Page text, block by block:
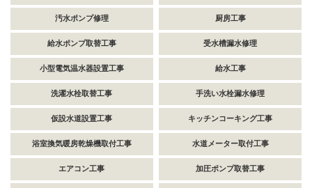
汚水ポンプ修理 厨房工事
給水ポンプ取替工事 受水槽漏水修理
小型電気温水器設置工事 給水工事
洗濯水栓取替工事 手洗い水栓漏水修理
仮設水道設置工事 キッチンコーキング工事
浴室換気暖房乾燥機取付工事 水道メーター取付工事
エアコン工事 加圧ポンプ取替工事